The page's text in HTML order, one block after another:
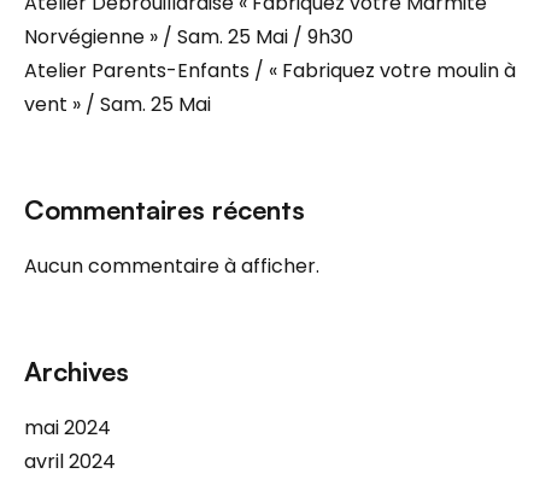
Norvégienne » / Sam. 25 Mai / 9h30
Atelier Parents-Enfants / « Fabriquez votre moulin à
vent » / Sam. 25 Mai
Commentaires récents
Aucun commentaire à afficher.
Archives
mai 2024
avril 2024